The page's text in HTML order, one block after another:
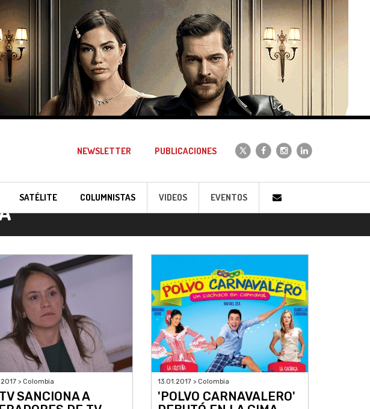
NEWSLETTER PUBLICACIONES
SATÉLITE COLUMNISTAS VIDEOS EVENTOS
> Colombia
SANCIONA A
13.01.2017 > Colombia
'POLVO CARNAVALERO'